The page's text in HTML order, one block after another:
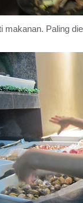
makanan. Paling